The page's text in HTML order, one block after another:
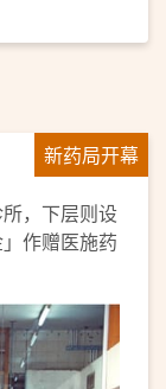
新药局开幕
，下层则设
作赠医施药